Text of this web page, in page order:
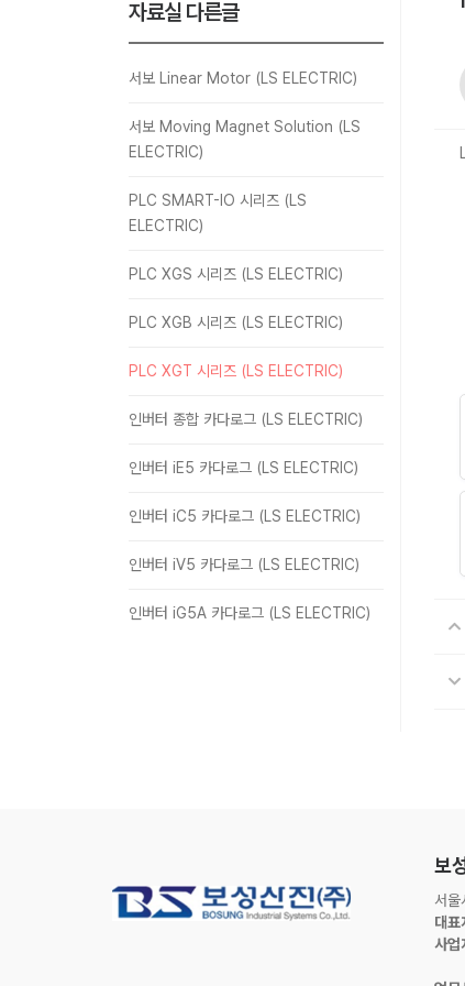
자료실 다른글
서보 Linear Motor (LS ELECTRIC)
서보 Moving Magnet Solution (LS
ELECTRIC)
PLC SMART-IO 시리즈 (LS
ELECTRIC)
PLC XGS 시리즈 (LS ELECTRIC)
PLC XGB 시리즈 (LS ELECTRIC)
PLC XGT 시리즈 (LS ELECTRIC)
인버터 종합 카다로그 (LS ELECTRIC)
인버터 iE5 카다로그 (LS ELECTRIC)
인버터 iC5 카다로그 (LS ELECTRIC)
인버터 iV5 카다로그 (LS ELECTRIC)
인버터 iG5A 카다로그 (LS ELECTRIC)
보
서
대표
사업